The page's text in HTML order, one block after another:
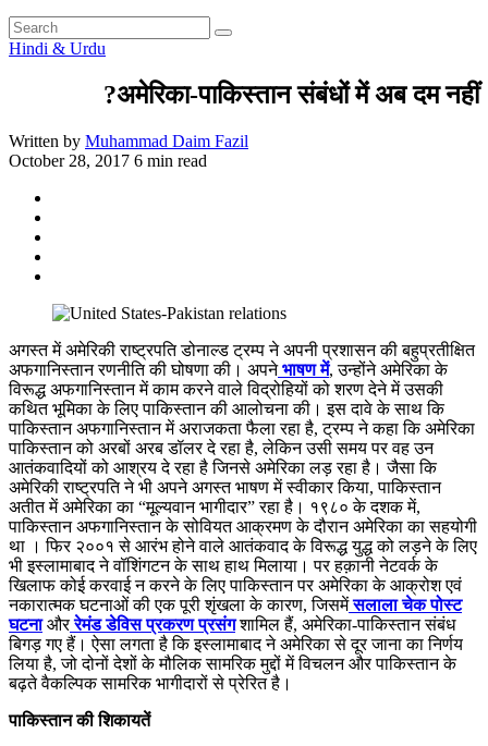
Hindi & Urdu
अमेरिका-पाकिस्तान संबंधों में अब दम नहीं?
Written by Muhammad Daim Fazil
October 28, 2017 6 min read
अगस्त में अमेरिकी राष्ट्रपति डोनाल्ड ट्रम्प ने अपनी प्रशासन की बहुप्रतीक्षित
अफगानिस्तान रणनीति की घोषणा की। अपने भाषण में, उन्होंने अमेरिका के
विरूद्ध अफगानिस्तान में काम करने वाले विद्रोहियों कोशरणदेने में उसकी
कथित भूमिका के लिए पाकिस्तान की आलोचना की। इस दावे के साथ कि
पाकिस्तान अफगानिस्तान में अराजकताफैला रहाहै, ट्रम्प ने कहा कि अमेरिका
पाकिस्तान को अरबों अरब डॉलर दे रहा है, लेकिन उसी समय पर वह उन
आतंकवादियों को आश्रयदे रहा है जिनसे अमेरिका लड़ रहा है। जैसा कि
अमेरिकी राष्ट्रपति ने भी अपने अगस्तभाषणमें स्वीकार किया, पाकिस्तान
अतीत में अमेरिका का “मूल्यवान भागीदार” रहा है। १९८० के दशक में,
पाकिस्तान अफगानिस्तान के सोवियत आक्रमण के दौरान अमेरिका का सहयोगी
था । फिर २००१ से आरंभ होने वाले आतंकवाद के विरूद्ध युद्ध को लड़ने के लिए
भी इस्लामाबाद ने वॉशिंगटन के साथ हाथ मिलाया। पर हक़ानी नेटवर्क के
खिलाफ कोई करवाई न करने के लिए पाकिस्तान पर अमेरिका केआक्रोशएवं
नकारात्मक घटनाओं की एक पूरी शृंखला के कारण, जिसमें सलाला चेक पोस्ट
घटनाऔर रेमंड डेविस प्रकरण प्रसंगशामिल हैं, अमेरिका-पाकिस्तान संबंध
बिगड़ गए हैं। ऐसा लगता है कि इस्लामाबाद ने अमेरिका से दूर जाना कानिर्णय
लिया है, जो दोनों देशों के मौलिक सामरिक मुद्दों में विचलन और पाकिस्तान के
बढ़ते वैकल्पिक सामरिक भागीदारों से प्रेरित है।
पाकिस्तान की शिकायतें